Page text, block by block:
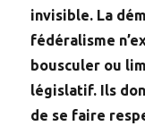
invisible. La
fédéralisme
bousculer ou
législatif. Ils
de se faire